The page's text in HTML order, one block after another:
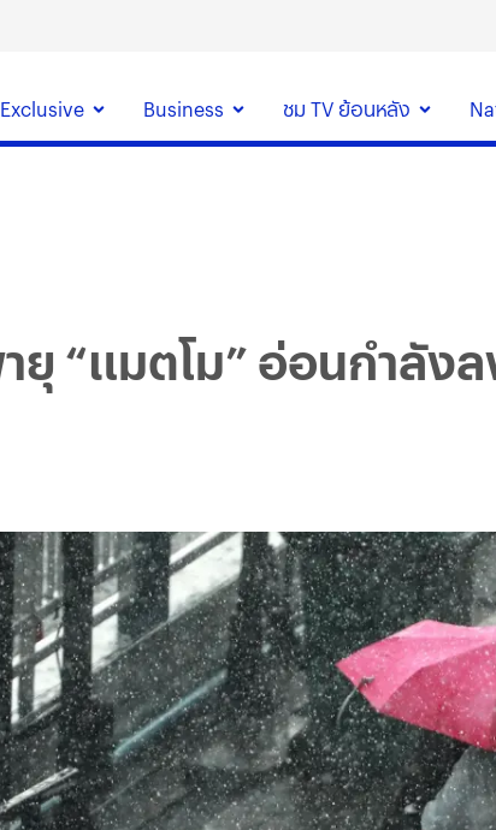
Exclusive Business ชม TV ย้อนหลัง
ยุ “แมตโม” อ่อนกำลัง